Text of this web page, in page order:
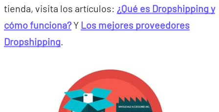
tienda, visita los artículos: ¿Qué es Dropshipping y
cómo funciona? Y Los mejores proveedores
Dropshipping.